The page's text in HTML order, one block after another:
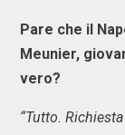
Pare che il
Meunier,
vero?
“Tutto.